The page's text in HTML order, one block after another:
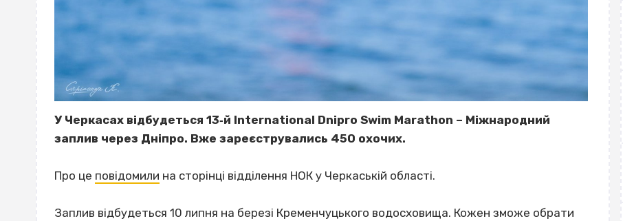
У Черкасах відбудеться 13‐й International Dnipro Swim Marathon – Міжнародний
заплив через Дніпро. Вже зареєструвались 450 охочих.
Про це повідомили на сторінці відділення НОК у Черкаській області.
Заплив відбудеться 10 липня на березі Кременчуцького водосховища. Кожен зможе обрати